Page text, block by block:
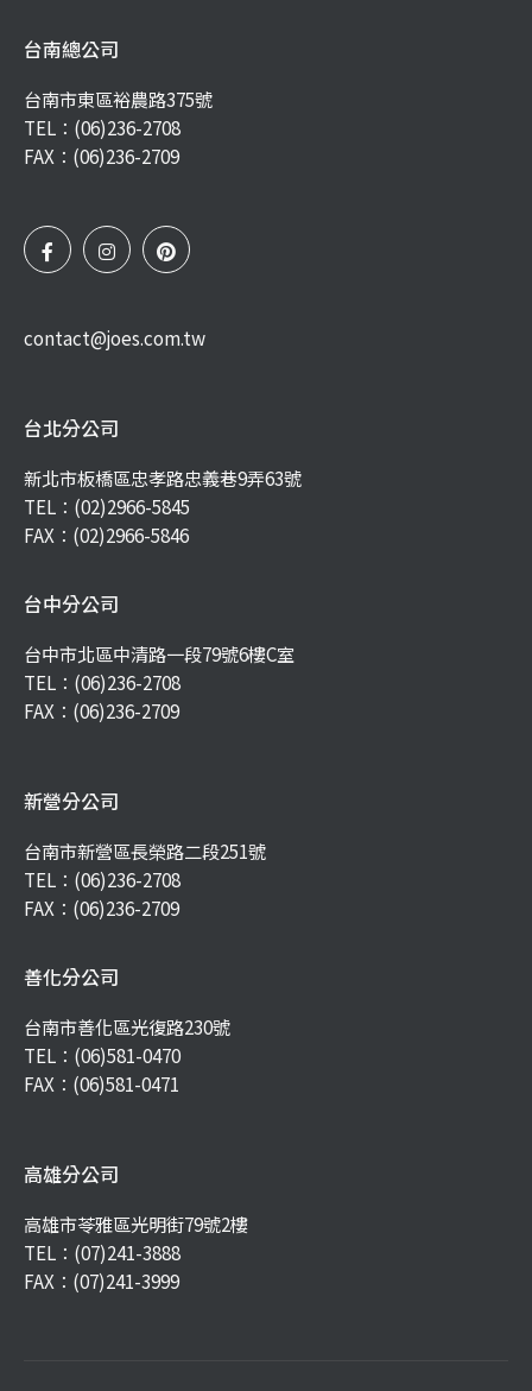
台南總公司
台南市東區裕農路375號
TEL： (06)236-2708
FAX：(06)236-2709
contact@joes.com.tw
台北分公司
新北市板橋區忠孝路忠義巷9弄63號
TEL： (02)2966-5845
FAX：(02)2966-5846
台中分公司
台中市北區中清路一段79號6樓C室
TEL： (06)236-2708
FAX：(06)236-2709
新營分公司
台南市新營區長榮路二段251號
TEL： (06)236-2708
FAX：(06)236-2709
善化分公司
台南市善化區光復路230號
TEL： (06)581-0470
FAX：(06)581-0471
高雄分公司
高雄市苓雅區光明街79號2樓
TEL： (07)241-3888
FAX：(07)241-3999